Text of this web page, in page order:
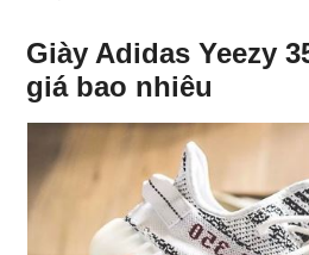
Giày Adidas Yeezy
giá bao nhiêu